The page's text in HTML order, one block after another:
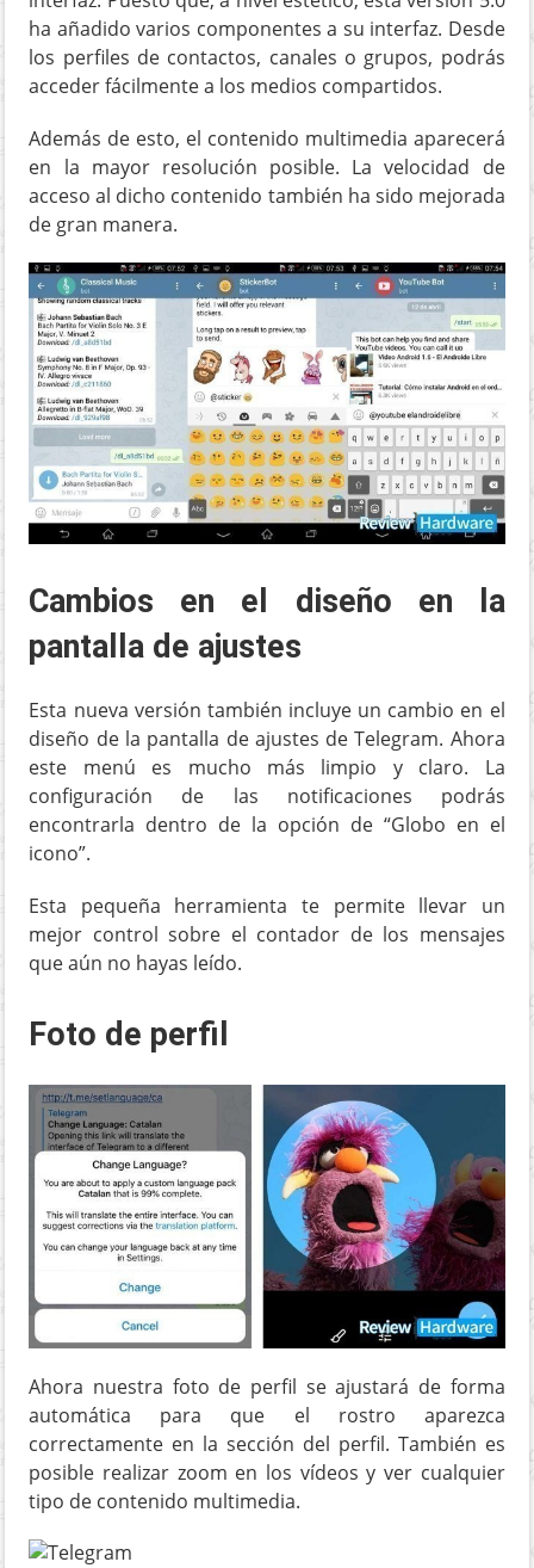
ha añadido varios componentes a su interfaz. Desde
los perfiles de contactos, canales o grupos, podrás
acceder fácilmente a los medios compartidos.
Además de esto, el contenido multimedia aparecerá
en la mayor resolución posible. La velocidad de
acceso al dicho contenido también ha sido mejorada
de gran manera.
Cambios en el diseño en la
pantalla de ajustes
Esta nueva versión también incluye un cambio en el
diseño de la pantalla de ajustes de Telegram. Ahora
este menú es mucho más limpio y claro. La
configuración de las notificaciones podrás
encontrarla dentro de la opción de “Globo en el
icono”.
Esta pequeña herramienta te permite llevar un
mejor control sobre el contador de los mensajes
que aún no hayas leído.
Foto de perfil
Ahora nuestra foto de perfil se ajustará de forma
automática para que el rostro aparezca
correctamente en la sección del perfil. También es
posible realizar zoom en los vídeos y ver cualquier
tipo de contenido multimedia.